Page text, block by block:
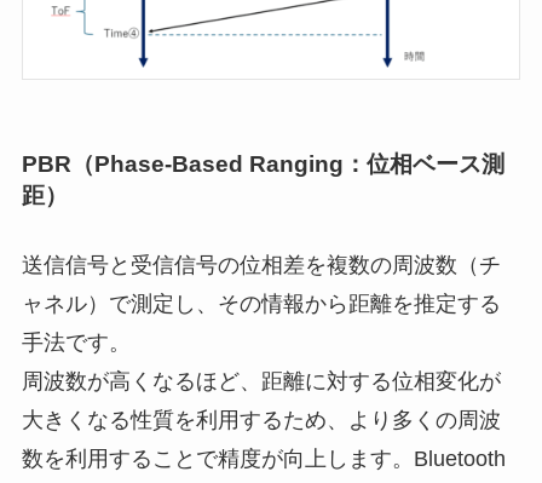
PBR（Phase-Based Ranging：位相ベース測
距）
送信信号と受信信号の位相差を複数の周波数（チ
ャネル）で測定し、その情報から距離を推定する
手法です。
周波数が高くなるほど、距離に対する位相変化が
大きくなる性質を利用するため、より多くの周波
数を利用することで精度が向上します。Bluetooth